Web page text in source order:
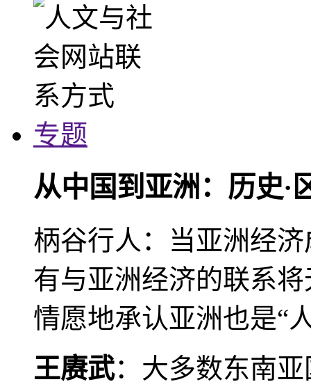
专题
从中国到亚洲：历史·
柄谷行人：当亚洲经
有与亚洲经济的联系
情愿地承认亚洲也是“
王赓武：大多数东南